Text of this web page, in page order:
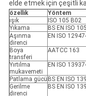
elde etmek için çeşitli
özellik Yöntem
ışık
ISO 105 B02
Yıkama
BS EN ISO
Aşınma
direnci
EN ISO
Boya
transferi
AATCC 163
Yırtılma
mukavemeti
EN ISO
Patlama gücü BS EN ISO
Gerilme
direnci
BS EN ISO